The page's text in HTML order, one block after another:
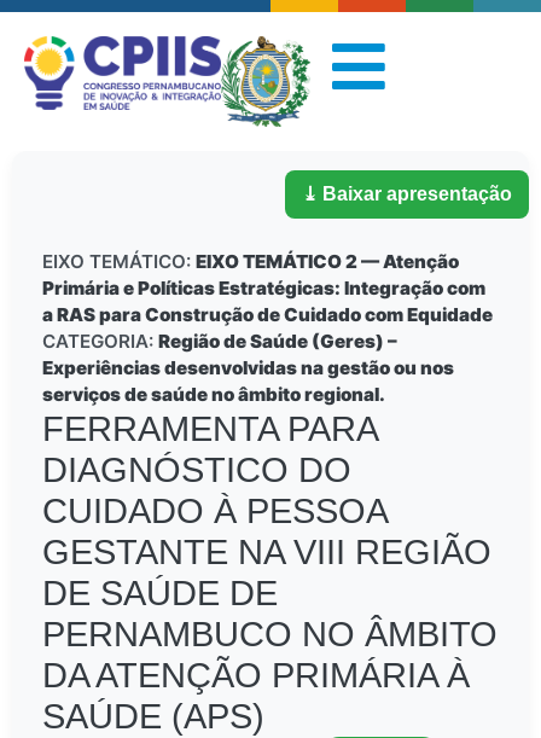
⤓ Baixar apresentação
EIXO TEMÁTICO: EIXO TEMÁTICO 2 — Atenção
Primária e Políticas Estratégicas: Integração com
a RAS para Construção de Cuidado com Equidade
CATEGORIA: Região de Saúde (Geres) –
Experiências desenvolvidas na gestão ou nos
serviços de saúde no âmbito regional.
FERRAMENTA PARA
DIAGNÓSTICO DO
CUIDADO À PESSOA
GESTANTE NA VIII REGIÃO
DE SAÚDE DE
PERNAMBUCO NO ÂMBITO
DA ATENÇÃO PRIMÁRIA À
SAÚDE (APS)